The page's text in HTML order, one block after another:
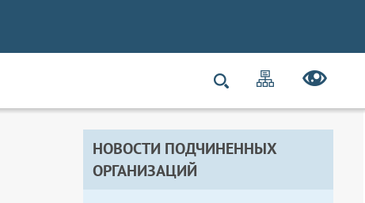
НОВОСТИ ПОДЧИНЕННЫХ
ОРГАНИЗАЦИЙ